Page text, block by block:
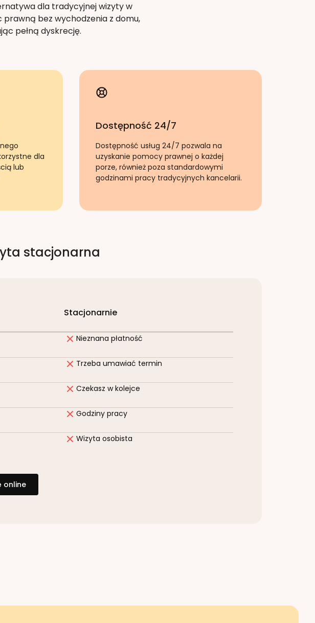
dla tradycyjnej wizyty w
bez wychodzenia z domu,
pełną dyskrecję.
dla
lub
Dostępność 24/7
Dostępność usług 24/7 pozwala na
uzyskanie pomocy prawnej o każdej
porze, również poza standardowymi
godzinami pracy tradycyjnych kancelarii.
stacjonarna
Stacjonarnie
Nieznana płatność
Trzeba umawiać termin
Czekasz w kolejce
Godziny pracy
Wizyta osobista
online